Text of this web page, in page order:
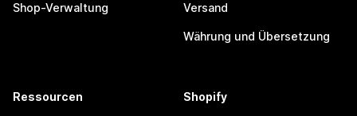
Shop-Verwaltung Versand
Währung und Übersetzung
Ressourcen Shopify